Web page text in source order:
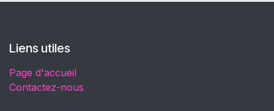
Liens utiles
Page d'accueil
Contactez-nous